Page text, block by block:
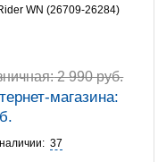
WN (26709-26284)
2 990 руб.
магазина:
37